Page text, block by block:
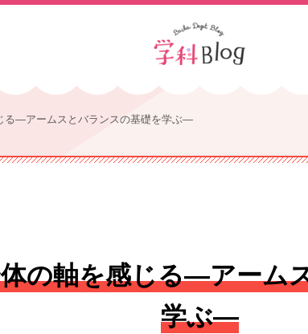
る―アームスとバランスの基礎を学ぶ―
の軸を感じる―アーム
学ぶ―